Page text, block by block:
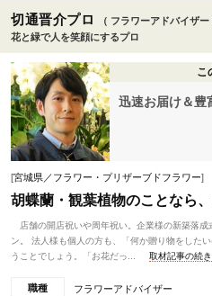
切通晋介プロ
（ フラワーアドバイザー
花と緑で人を笑顔にするプロ
こ
迅速お届け＆豊
[宮城県／フラワー・プリザーブドフラワー]
胡蝶蘭・観葉植物のことなら
店舗の開店祝いや周年祝い。企業様の新築落成
ン。 法人様も個人の方も、「何か贈り物をした
うことでしょう。「お花だっ...
取材記事の続
職種 フラワーアドバイザー